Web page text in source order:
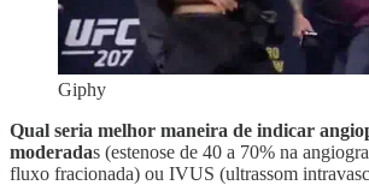
Giphy
Qual seria melhor maneira de indicar
moderadas (estenose de 40 a 70% na
fluxo fracionada) ou IVUS (ultrassom